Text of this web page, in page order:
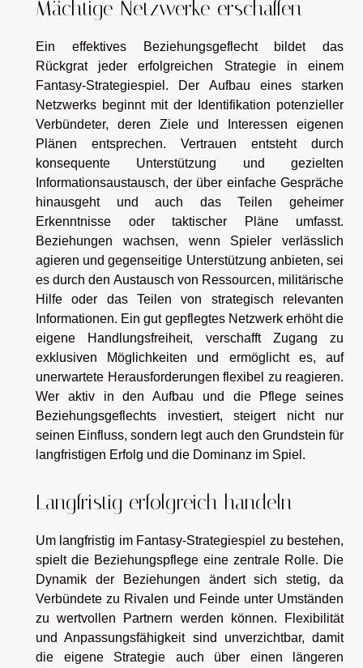
Mächtige Netzwerke erschaffen
Ein effektives Beziehungsgeflecht bildet das
Rückgrat jeder erfolgreichen Strategie in einem
Fantasy-Strategiespiel. Der Aufbau eines starken
Netzwerks beginnt mit der Identifikation potenzieller
Verbündeter, deren Ziele und Interessen eigenen
Plänen entsprechen. Vertrauen entsteht durch
konsequente Unterstützung und gezielten
Informationsaustausch, der über einfache Gespräche
hinausgeht und auch das Teilen geheimer
Erkenntnisse oder taktischer Pläne umfasst.
Beziehungen wachsen, wenn Spieler verlässlich
agieren und gegenseitige Unterstützung anbieten, sei
es durch den Austausch von Ressourcen, militärische
Hilfe oder das Teilen von strategisch relevanten
Informationen. Ein gut gepflegtes Netzwerk erhöht die
eigene Handlungsfreiheit, verschafft Zugang zu
exklusiven Möglichkeiten und ermöglicht es, auf
unerwartete Herausforderungen flexibel zu reagieren.
Wer aktiv in den Aufbau und die Pflege seines
Beziehungsgeflechts investiert, steigert nicht nur
seinen Einfluss, sondern legt auch den Grundstein für
langfristigen Erfolg und die Dominanz im Spiel.
Langfristig erfolgreich handeln
Um langfristig im Fantasy-Strategiespiel zu bestehen,
spielt die Beziehungspflege eine zentrale Rolle. Die
Dynamik der Beziehungen ändert sich stetig, da
Verbündete zu Rivalen und Feinde unter Umständen
zu wertvollen Partnern werden können. Flexibilität
und Anpassungsfähigkeit sind unverzichtbar, damit
die eigene Strategie auch über einen längeren